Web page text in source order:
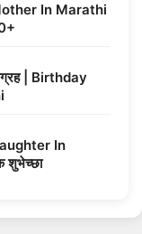
In Marathi
| Birthday
In
शुभेच्छा